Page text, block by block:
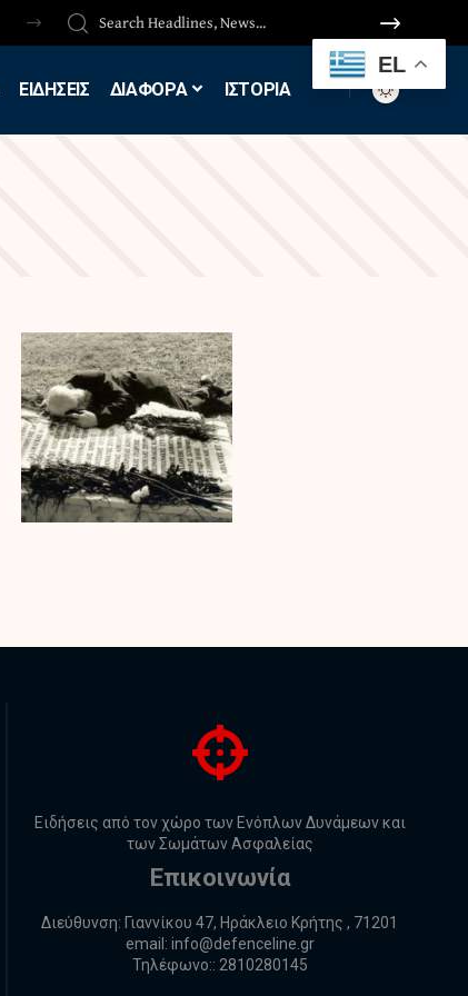
ΕΙΔΗΣΕΙΣ ΔΙΑΦΟΡΑ ΙΣΤΟΡΙΑ
Ειδήσεις από τον χώρο των Ενόπλων Δυνάμεων και
των Σωμάτων Ασφαλείας
Επικοινωνία
Διεύθυνση: Γιαννίκου 47, Ηράκλειο Κρήτης , 71201
email: info@defenceline.gr
Τηλέφωνο:: 2810280145
EL